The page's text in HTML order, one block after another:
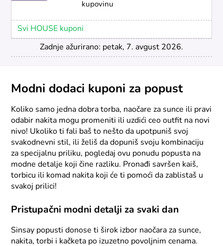
kupovinu
Svi HOUSE kuponi
Zadnje ažurirano: petak, 7. avgust 2026.
Modni dodaci kuponi za popust
Koliko samo jedna dobra torba, naočare za sunce ili pravi
odabir nakita mogu promeniti ili uzdići ceo outfit na novi
nivo! Ukoliko ti fali baš to nešto da upotpuniš svoj
svakodnevni stil, ili želiš da dopuniš svoju kombinaciju
za specijalnu priliku, pogledaj ovu ponudu popusta na
modne detalje koji čine razliku. Pronađi savršen kaiš,
torbicu ili komad nakita koji će ti pomoći da zablistaš u
svakoj prilici!
Pristupačni modni detalji za svaki dan
Sinsay popusti donose ti širok izbor naočara za sunce,
nakita, torbi i kačketa po izuzetno povoljnim cenama.